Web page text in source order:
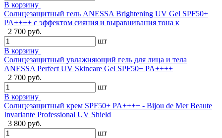
В корзину
Солнцезащитный гель ANESSA Brightening UV Gel SPF50+
PA++++ с эффектом сияния и выравнивания тона к
2 700 руб.
шт
В корзину
Солнцезащитный увлажняющий гель для лица и тела
ANESSA Perfect UV Skincare Gel SPF50+ PA++++
2 700 руб.
шт
В корзину
Cолнцезащитный крем SPF50+ PA++++ - Bijou de Mer Beaute
Invariante Professional UV Shield
3 800 руб.
шт